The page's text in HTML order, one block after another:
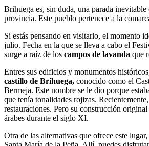
Brihuega es, sin duda, una parada
provincia. Este pueblo pertenece a la
Si estás pensando en visitarlo, el momento
julio. Fecha en la que se lleva a cabo el
surge a raíz de los campos de lavanda que
Entres sus edificios y monumentos
castillo de Brihuega, conocido como el
Bermeja. Este nombre se le dio porque
que tenía tonalidades rojizas.
restauraciones. Pero su construcción
árabes durante el siglo XI.
Otra de las alternativas que ofrece este